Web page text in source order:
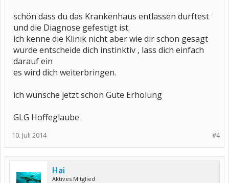
schön dass du das Krankenhaus entlassen durftest
und die Diagnose gefestigt ist.
ich kenne die Klinik nicht aber wie dir schon gesagt
wurde entscheide dich instinktiv , lass dich einfach
darauf ein
es wird dich weiterbringen.
ich wünsche jetzt schon Gute Erholung
GLG Hoffeglaube
#4
10. Juli 2014
Hai
Aktives Mitglied